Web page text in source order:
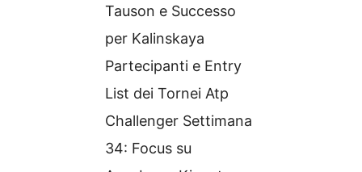
Tauson e Successo
per Kalinskaya
Partecipanti e Entry
List dei Tornei Atp
Challenger Settimana
34: Focus su